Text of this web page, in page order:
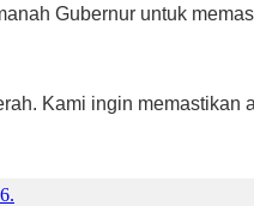
Gubernur untuk
Kami ingin memastikan